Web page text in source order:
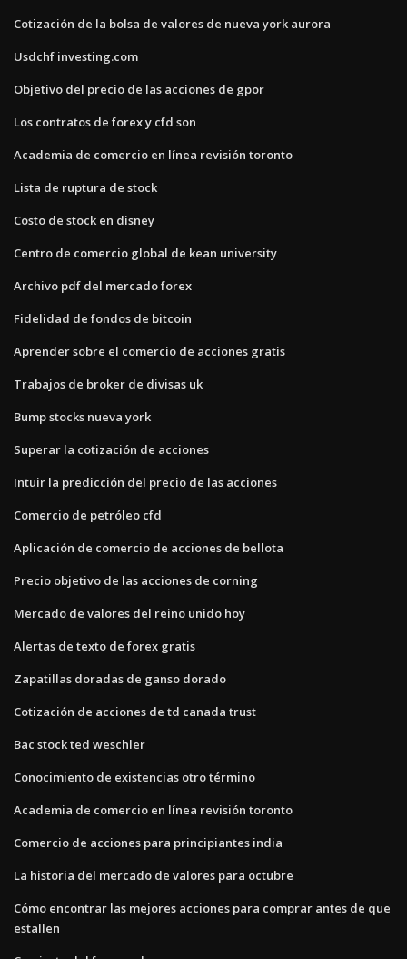
Cotización de la bolsa de valores de nueva york aurora
Usdchf investing.com
Objetivo del precio de las acciones de gpor
Los contratos de forex y cfd son
Academia de comercio en línea revisión toronto
Lista de ruptura de stock
Costo de stock en disney
Centro de comercio global de kean university
Archivo pdf del mercado forex
Fidelidad de fondos de bitcoin
Aprender sobre el comercio de acciones gratis
Trabajos de broker de divisas uk
Bump stocks nueva york
Superar la cotización de acciones
Intuir la predicción del precio de las acciones
Comercio de petróleo cfd
Aplicación de comercio de acciones de bellota
Precio objetivo de las acciones de corning
Mercado de valores del reino unido hoy
Alertas de texto de forex gratis
Zapatillas doradas de ganso dorado
Cotización de acciones de td canada trust
Bac stock ted weschler
Conocimiento de existencias otro término
Academia de comercio en línea revisión toronto
Comercio de acciones para principiantes india
La historia del mercado de valores para octubre
Cómo encontrar las mejores acciones para comprar antes de que
estallen